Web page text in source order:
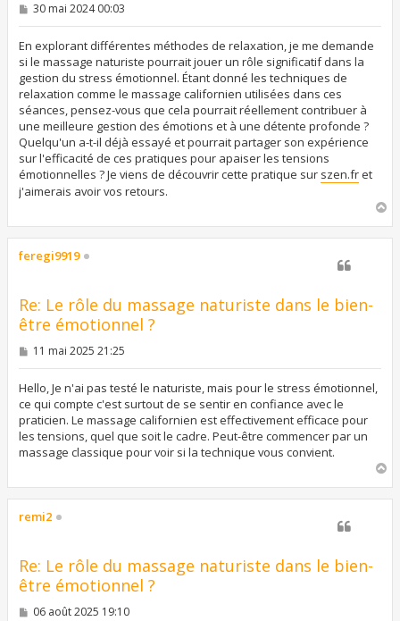
M
s
a
g
e
30 mai 2024 00:03
En explorant différentes méthodes de relaxation, je me demande
si le massage naturiste pourrait jouer un rôle significatif dans la
gestion du stress émotionnel. Étant donné les techniques de
relaxation comme le massage californien utilisées dans ces
séances, pensez-vous que cela pourrait réellement contribuer à
une meilleure gestion des émotions et à une détente profonde ?
Quelqu'un a-t-il déjà essayé et pourrait partager son expérience
sur l'efficacité de ces pratiques pour apaiser les tensions
émotionnelles ? Je viens de découvrir cette pratique sur szen.fret
j'aimerais avoir vos retours.
u
feregi9919
Re: Le rôle du massage naturiste dans le bien-
être émotionnel ?
M
s
a
g
e
11 mai 2025 21:25
Hello, Je n'ai pas testé le naturiste, mais pour le stress émotionnel,
ce qui compte c'est surtout de se sentir en confiance avec le
praticien. Le massage californien est effectivement efficace pour
les tensions, quel que soit le cadre. Peut-être commencer par un
massage classique pour voir si la technique vous convient.
u
remi2
Re: Le rôle du massage naturiste dans le bien-
être émotionnel ?
M
06 août 2025 19:10